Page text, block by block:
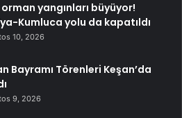
yangınları büyüyor!
Kumluca yolu da kapatıldı
10, 2026
Bayramı Törenleri Keşan’da
9, 2026